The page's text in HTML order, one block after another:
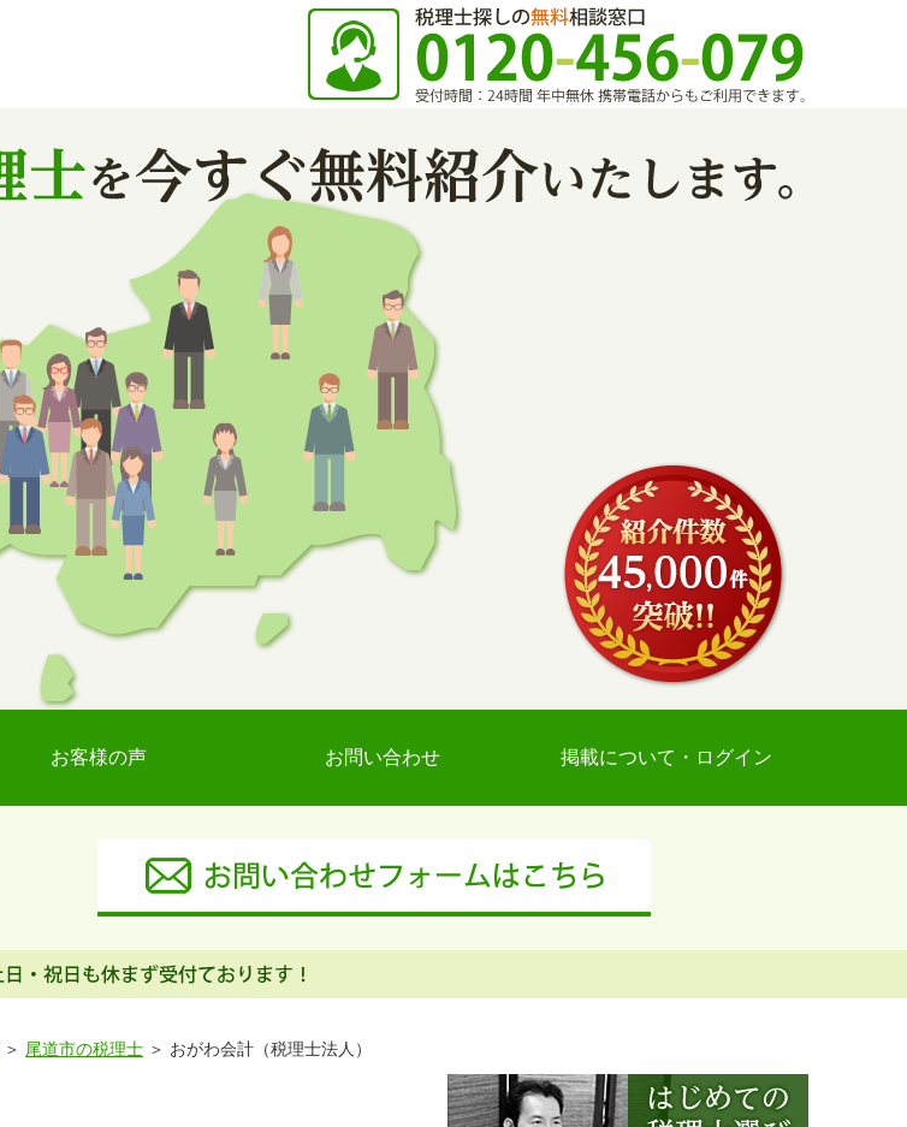
お客様の声 お問い合わせ 掲載について・ログイン
尾道市の税理士 おがわ会計（税理士法人）